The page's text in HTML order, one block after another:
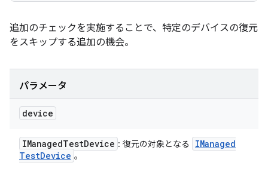
追加のチェックを実施することで、特定のデバイスの復元
をスキップする追加の機会。
パラメータ
device
IManagedTestDevice : 復元の対象となる
IManaged
TestDevice 。